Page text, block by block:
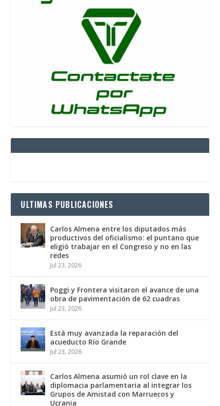
ULTIMAS PUBLICACIONES
Carlos Almena entre los diputados más
productivos del oficialismo: el puntano que
eligió trabajar en el Congreso y no en las
redes
Jul 23, 2026
Poggi y Frontera visitaron el avance de una
obra de pavimentación de 62 cuadras
Jul 23, 2026
Está muy avanzada la reparación del
acueducto Río Grande
Jul 23, 2026
Carlos Almena asumió un rol clave en la
diplomacia parlamentaria al integrar los
Grupos de Amistad con Marruecos y
Ucrania